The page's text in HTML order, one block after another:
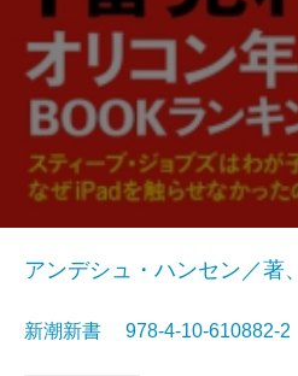
アンデシュ・ハンセン／著
新潮新書 978-4-10-